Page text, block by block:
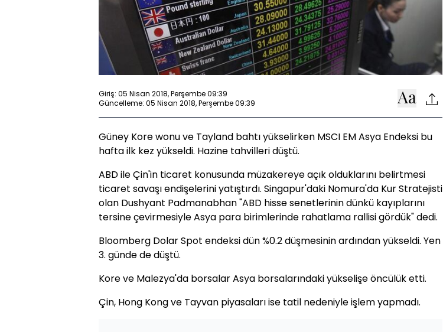
Giriş: 05 Nisan 2018, Perşembe 09:39
Güncelleme: 05 Nisan 2018, Perşembe 09:39
Güney Kore wonu ve Tayland bahtı yükselirken MSCI EM Asya Endeksi bu
hafta ilk kez yükseldi. Hazine tahvilleri düştü.
ABD ile Çin'in ticaret konusunda müzakereye açık olduklarını belirtmesi
ticaret savaşı endişelerini yatıştırdı. Singapur'daki Nomura'da Kur Stratejisti
olan Dushyant Padmanabhan "ABD hisse senetlerinin dünkü kayıplarını
tersine çevirmesiyle Asya para birimlerinde rahatlama rallisi gördük" dedi.
Bloomberg Dolar Spot endeksi dün %0.2 düşmesinin ardından yükseldi. Yen
3. günde de düştü.
Kore ve Malezya'da borsalar Asya borsalarındaki yükselişe öncülük etti.
Çin, Hong Kong ve Tayvan piyasaları ise tatil nedeniyle işlem yapmadı.